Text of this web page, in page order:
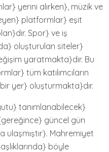
yerini alırken}, müzik ve
platformlar} eşit
Spor} ve iş
oluşturulan siteler}
yaratmakta}dir. Bu
tüm katılımcıların
yer} oluşturmakta}dır.
tanımlanabilecek}
güncel gün
Mahremiyet
böyle